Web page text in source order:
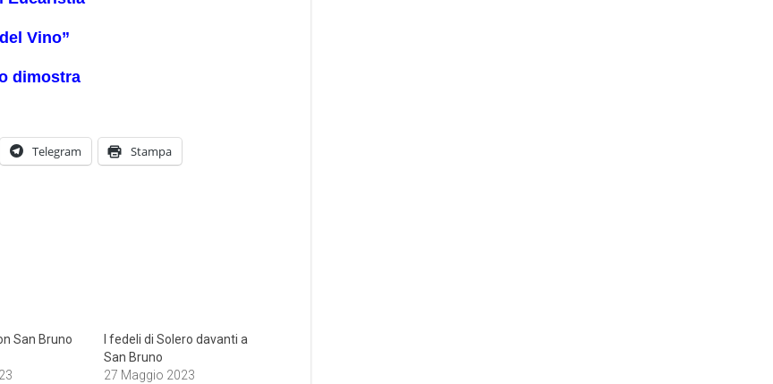
Vino”
dimostra
Telegram Stampa
San Bruno
I fedeli di Solero davanti a
San Bruno
27 Maggio 2023